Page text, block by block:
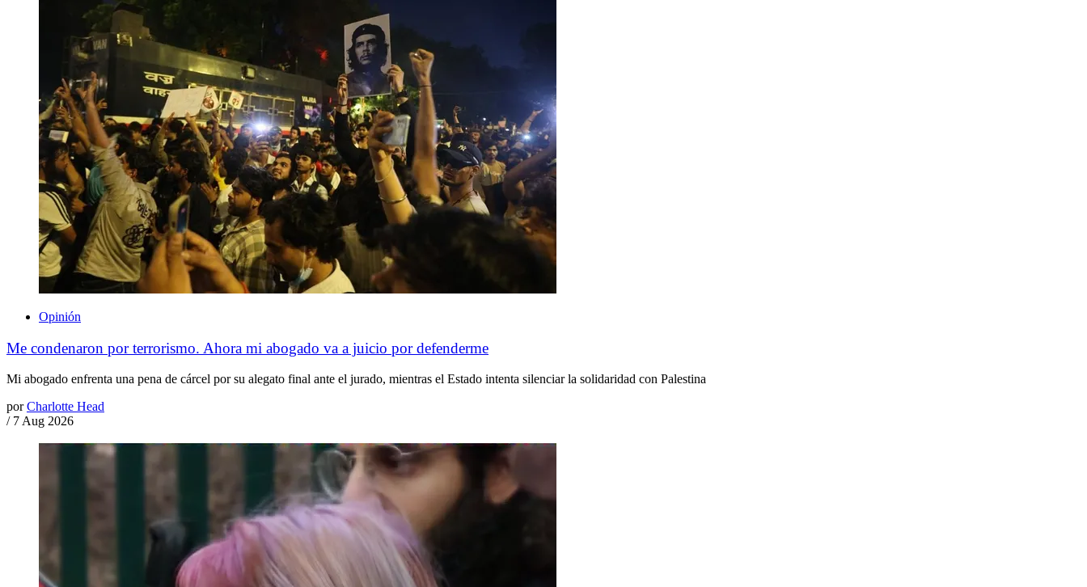
Opinión
Me condenaron por terrorismo. Ahora mi abogado va a juicio por defenderme
Mi abogado enfrenta una pena de cárcel por su alegato final ante el jurado, mientras el Estado intenta silenciar la solidaridad con Palestina
por Charlotte Head
/ 7 Aug 2026